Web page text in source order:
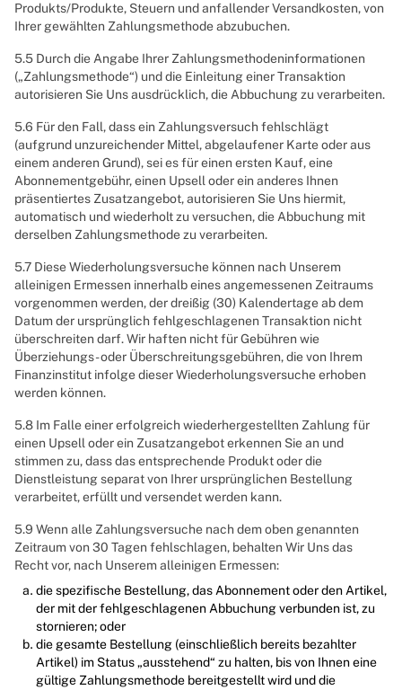
Produkts/Produkte, Steuern und anfallender Versandkosten, von
Ihrer gewählten Zahlungsmethode abzubuchen.
5.5 Durch die Angabe Ihrer Zahlungsmethodeninformationen
(„Zahlungsmethode“) und die Einleitung einer Transaktion
autorisieren Sie Uns ausdrücklich, die Abbuchung zu verarbeiten.
5.6 Für den Fall, dass ein Zahlungsversuch fehlschlägt
(aufgrund unzureichender Mittel, abgelaufener Karte oder aus
einem anderen Grund), sei es für einen ersten Kauf, eine
Abonnementgebühr, einen Upsell oder ein anderes Ihnen
präsentiertes Zusatzangebot, autorisieren Sie Uns hiermit,
automatisch und wiederholt zu versuchen, die Abbuchung mit
derselben Zahlungsmethode zu verarbeiten.
5.7 Diese Wiederholungsversuche können nach Unserem
alleinigen Ermessen innerhalb eines angemessenen Zeitraums
vorgenommen werden, der dreißig (30) Kalendertage ab dem
Datum der ursprünglich fehlgeschlagenen Transaktion nicht
überschreiten darf. Wir haften nicht für Gebühren wie
Überziehungs- oder Überschreitungsgebühren, die von Ihrem
Finanzinstitut infolge dieser Wiederholungsversuche erhoben
werden können.
5.8 Im Falle einer erfolgreich wiederhergestellten Zahlung für
einen Upsell oder ein Zusatzangebot erkennen Sie an und
stimmen zu, dass das entsprechende Produkt oder die
Dienstleistung separat von Ihrer ursprünglichen Bestellung
verarbeitet, erfüllt und versendet werden kann.
5.9 Wenn alle Zahlungsversuche nach dem oben genannten
Zeitraum von 30 Tagen fehlschlagen, behalten Wir Uns das
Recht vor, nach Unserem alleinigen Ermessen:
die spezifische Bestellung, das Abonnement oder den Artikel,
der mit der fehlgeschlagenen Abbuchung verbunden ist, zu
stornieren; oder
die gesamte Bestellung (einschließlich bereits bezahlter
Artikel) im Status „ausstehend“ zu halten, bis von Ihnen eine
gültige Zahlungsmethode bereitgestellt wird und die